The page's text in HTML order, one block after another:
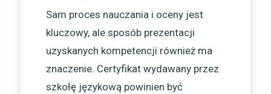
Sam proces nauczania i oceny jest
kluczowy, ale sposób prezentacji
uzyskanych kompetencji również ma
znaczenie. Certyfikat wydawany przez
szkołę językową powinien być